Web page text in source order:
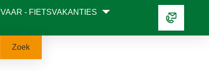
VAAR - FIETSVAKANTIES
Zoek